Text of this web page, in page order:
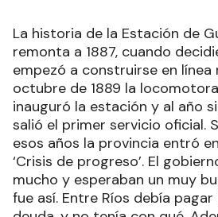
La historia de la Estación de
remonta a 1887, cuando
empezó a construirse en línea
octubre de 1889 la locomotora
inauguró la estación y al año
salió el primer servicio oficial.
esos años la provincia entró
‘Crisis de progreso’. El
mucho y esperaban un muy
fue así. Entre Ríos debía